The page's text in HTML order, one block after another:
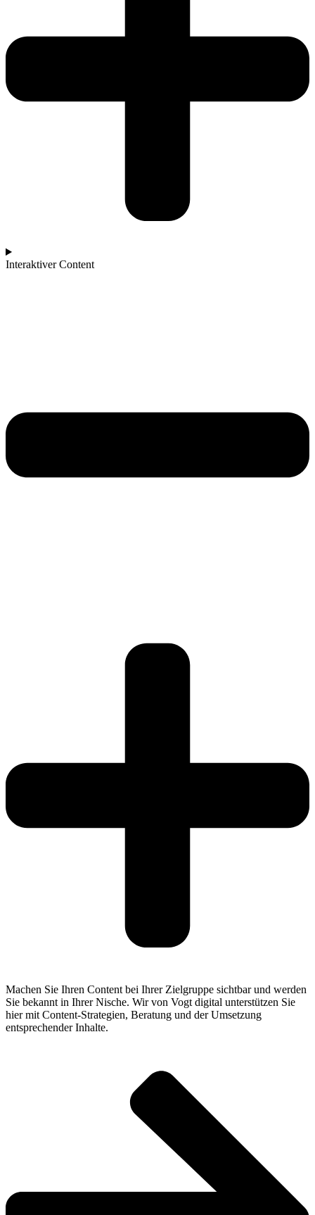
Interaktiver Content
Machen Sie Ihren Content bei Ihrer Zielgruppe sichtbar und werden
Sie bekannt in Ihrer Nische. Wir von Vogt digital unterstützen Sie
hier mit Content-Strategien, Beratung und der Umsetzung
entsprechender Inhalte.